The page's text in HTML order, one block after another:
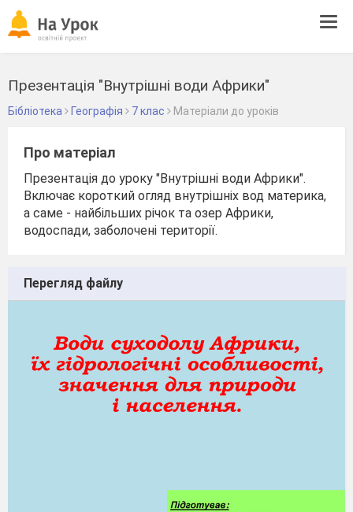
Презентація "Внутрішні води Африки"
Бібліотека Географія 7 клас Матеріали до уроків
Про матеріал
Презентація до уроку "Внутрішні води Африки".
Включає короткий огляд внутрішніх вод материка,
а саме - найбільших річок та озер Африки,
водоспади, заболочені території.
Перегляд файлу